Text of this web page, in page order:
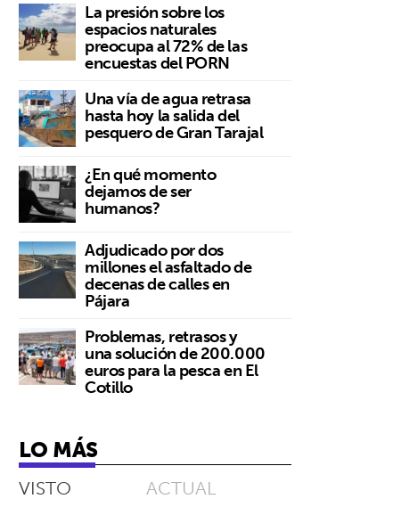
La presión sobre los
espacios naturales
preocupa al 72% de las
encuestas del PORN
Una vía de agua retrasa
hasta hoy la salida del
pesquero de Gran Tarajal
¿En qué momento
dejamos de ser
humanos?
Adjudicado por dos
millones el asfaltado de
decenas de calles en
Pájara
Problemas, retrasos y
una solución de 200.000
euros para la pesca en El
Cotillo
LO MÁS
VISTO ACTUAL